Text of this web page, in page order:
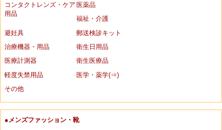
コンタクトレンズ・ケア
用品
医薬品
福祉・介護
避妊具
郵送検診キット
治療機器・用品
衛生日用品
医療計測器
衛生医療品
軽度失禁用品
医学・薬学(⇒)
その他
●メンズファッション・靴